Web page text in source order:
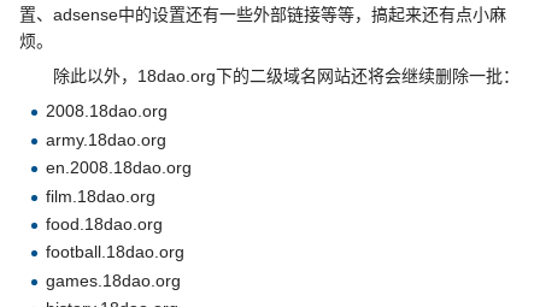
置、adsense中的设置还有一些外部链接等等，搞起来还有点小麻
烦。
除此以外，18dao.org下的二级域名网站还将会继续删除一批：
2008.18dao.org
army.18dao.org
en.2008.18dao.org
film.18dao.org
food.18dao.org
football.18dao.org
games.18dao.org